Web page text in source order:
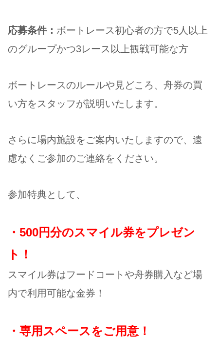
応募条件： ボートレース初心者の方で5人以上
のグループかつ3レース以上観戦可能な方
ボートレースのルールや見どころ、舟券の買
い方をスタッフが説明いたします。
さらに場内施設をご案内いたしますので、遠
慮なくご参加のご連絡をください。
参加特典として、
・500円分のスマイル券をプレゼン
ト！
スマイル券はフードコートや舟券購入など場
内で利用可能な金券！
・専用スペースをご用意！